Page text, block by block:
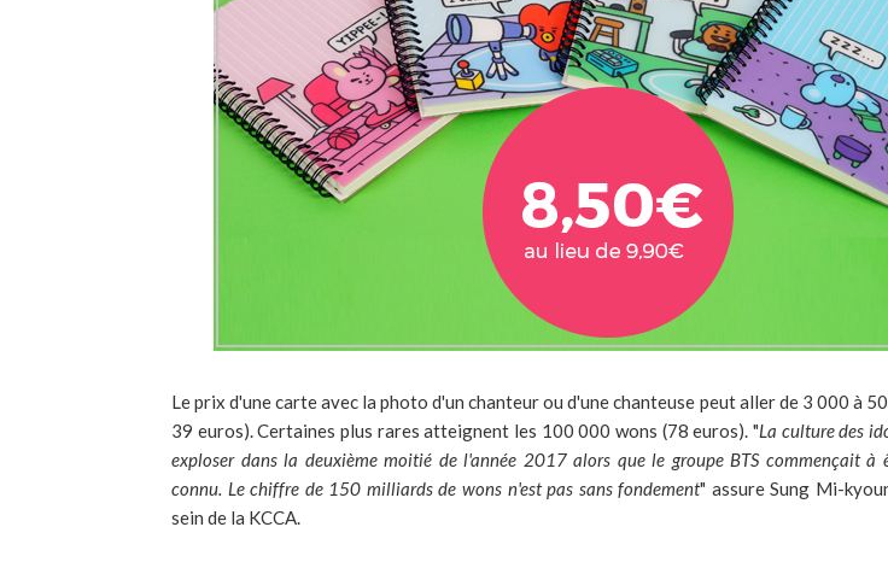
Le prix d'une carte avec la photo d'un chanteur ou d'une chanteuse peut aller de 3 000 à
39 euros). Certaines plus rares atteignent les 100 000 wons (78 euros). "La culture des
exploser dans la deuxième moitié de l'année 2017 alors que le groupe BTS commençait à
connu. Le chiffre de 150 milliards de wons n'est pas sans fondement" assure Sung Mi-
sein de la KCCA.